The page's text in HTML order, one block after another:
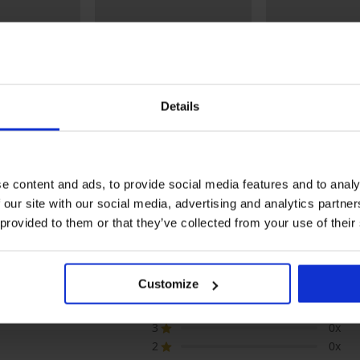
Details
content and ads, to provide social media features and to
site with our social media, advertising and analytics
to them or that they’ve collected from your use of
Customize
5
Vena
3+1 БЕЗПЛАТНО
38,99 €(76,26 лв.)
НА ПРОДУКТ Стягащи бикини
5
4
3
0x
2
0x